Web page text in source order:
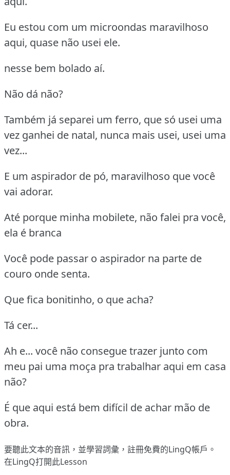
Eu estou com um microondas maravilhoso
aqui, quase não usei ele.
nesse bem bolado aí.
Não dá não?
Também já separei um ferro, que só usei uma
vez ganhei de natal, nunca mais usei, usei uma
vez...
E um aspirador de pó, maravilhoso que você
vai adorar.
Até porque minha mobilete, não falei pra você,
ela é branca
Você pode passar o aspirador na parte de
couro onde senta.
Que fica bonitinho, o que acha?
Tá cer...
Ah e... você não consegue trazer junto com
meu pai uma moça pra trabalhar aqui em casa
não?
É que aqui está bem difícil de achar mão de
obra.
要聽此文本的音訊，並學習詞彙， 註冊免費的LingQ帳戶。
在LingQ打開此Lesson